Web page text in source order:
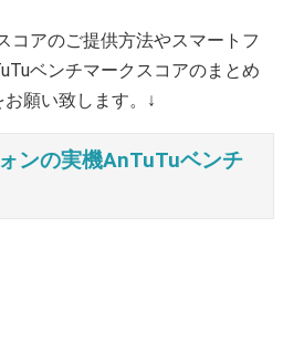
コアのご提供方法やスマートフ
ベンチマークスコアのまとめ
願い致します。↓
ンの実機AnTuTuベンチ